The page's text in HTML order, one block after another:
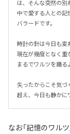
は、そんな突然の別
中で愛する人との記
バラードです。
時計の針は今日も変
現在が幾度となく重
まるでワルツを踊る
失ったからこそ気づ
超え、今日も静かに
なお「記憶のワルツ